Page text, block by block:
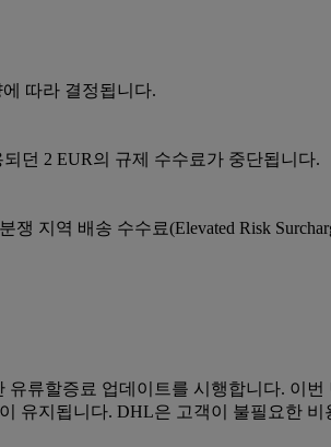
따라 결정됩니다.
던 2 EUR의 규제 수수료가 중단됩니다.
지역 배송 수수료(Elevated Risk
류할증료 업데이트를 시행합니다. 이번
유지됩니다. DHL은 고객이 불필요한